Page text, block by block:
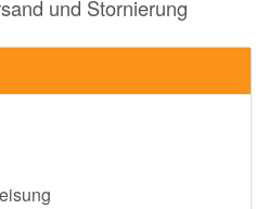
und Stornierung